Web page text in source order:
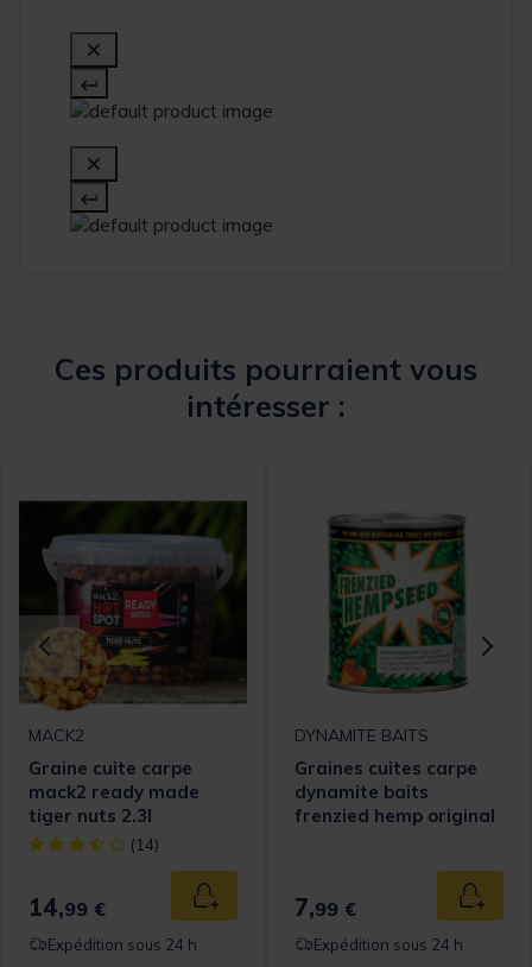
Ces produits pourraient vous
intéresser :
panier
MACK2
Graine cuite carpe
mack2 ready made
tiger nuts 2.3l
[object Object] out of 5 Customer Rating
(14)
14,99 € Ajouter au panier
Expédition sous 24 h
DYNAMITE BAITS
Graines cuites carpe
dynamite baits
frenzied hemp original
7,99 €
Expédition sous 24 h